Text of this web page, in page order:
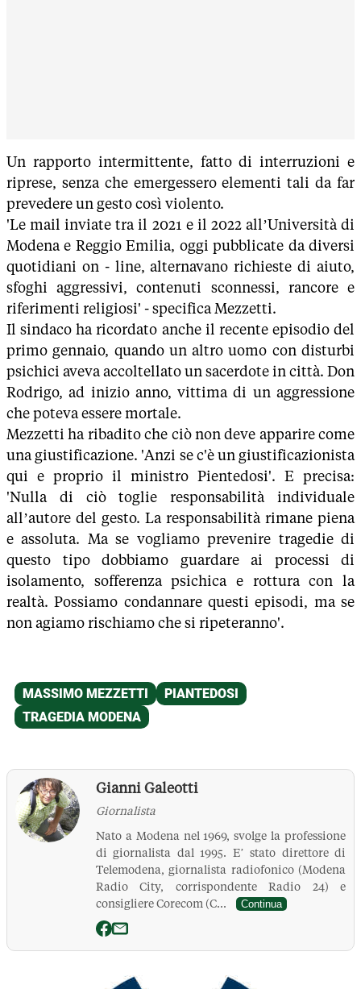
Un rapporto intermittente, fatto di interruzioni e
riprese, senza che emergessero elementi tali da far
prevedere un gesto così violento.
'Le mail inviate tra il 2021 e il 2022 all’Università di
Modena e Reggio Emilia, oggi pubblicate da diversi
quotidiani on - line, alternavano richieste di aiuto,
sfoghi aggressivi, contenuti sconnessi, rancore e
riferimenti religiosi' - specifica Mezzetti.
Il sindaco ha ricordato anche il recente episodio del
primo gennaio, quando un altro uomo con disturbi
psichici aveva accoltellato un sacerdote in città. Don
Rodrigo, ad inizio anno, vittima di un aggressione
che poteva essere mortale.
Mezzetti ha ribadito che ciò non deve apparire come
una giustificazione. 'Anzi se c'è un giustificazionista
qui e proprio il ministro Pientedosi'. E precisa:
'Nulla di ciò toglie responsabilità individuale
all’autore del gesto. La responsabilità rimane piena
e assoluta. Ma se vogliamo prevenire tragedie di
questo tipo dobbiamo guardare ai processi di
isolamento, sofferenza psichica e rottura con la
realtà. Possiamo condannare questi episodi, ma se
non agiamo rischiamo che si ripeteranno'.
Gianni Galeotti
Giornalista
Nato a Modena nel 1969, svolge la professione
di giornalista dal 1995. E’ stato direttore di
Telemodena, giornalista radiofonico (Modena
Radio City, corrispondente Radio 24) e
consigliere Corecom (C...
Continua